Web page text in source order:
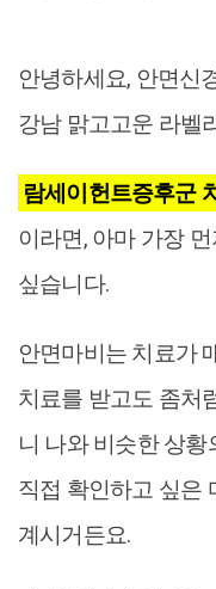
안녕하세요, 안면신
강남 맑고고운 라벨
람세이헌트증후군
이라면, 아마 가장
싶습니다.
안면마비는 치료가
치료를 받고도 좀처
니 나와 비슷한 상
직접 확인하고 싶은
계시거든요.